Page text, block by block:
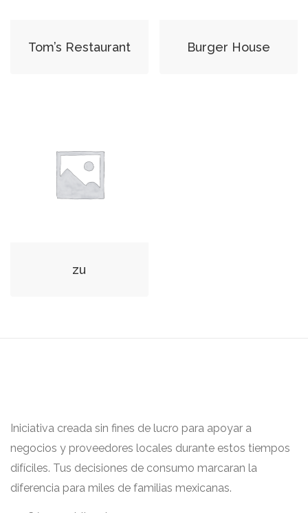
Tom’s Restaurant Burger House
zu
Iniciativa creada sin fines de lucro para apoyar a
negocios y proveedores locales durante estos tiempos
difíciles. Tus decisiones de consumo marcaran la
diferencia para miles de familias mexicanas.